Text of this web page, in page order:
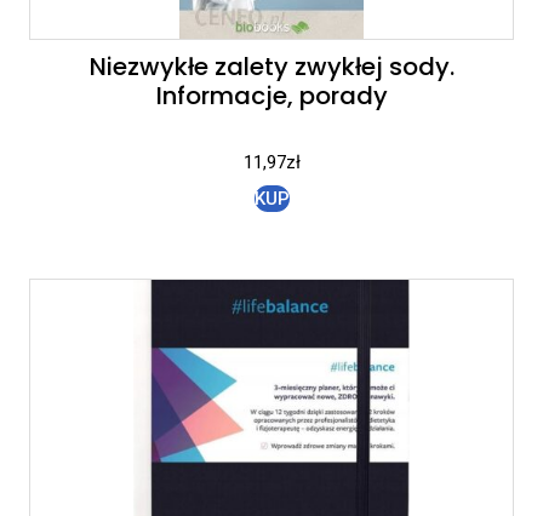
Niezwykłe zalety zwykłej sody.
Informacje, porady
11,97zł
KUP